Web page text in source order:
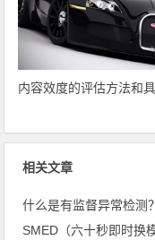
内容效度的评估方法和
相关文章
什么是有监督异常检测
SMED（六十秒即时换